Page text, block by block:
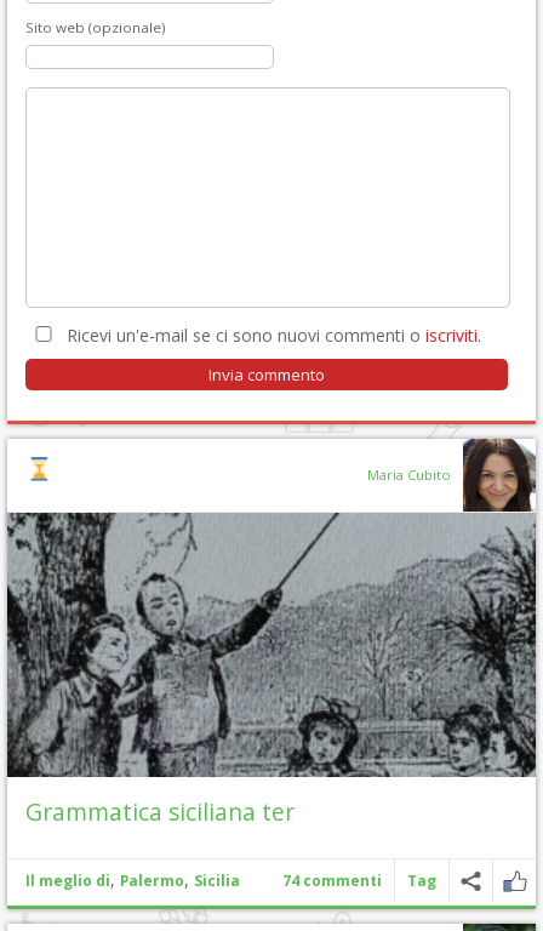
Sito web (opzionale)
Ricevi un'e-mail se ci sono nuovi commenti o iscriviti.
Maria Cubito
Grammatica siciliana ter
Il meglio di, Palermo, Sicilia 74 commenti Tag